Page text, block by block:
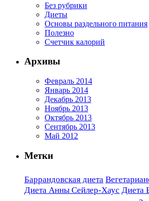
Без рубрики
Диеты
Основы раздельного питания
Полезно
Счетчик калорий
Архивы
Февраль 2014
Январь 2014
Декабрь 2013
Ноябрь 2013
Октябрь 2013
Сентябрь 2013
Май 2012
Метки
Баррандовская диета
Диета Анны Сейлер-Хаус Диета